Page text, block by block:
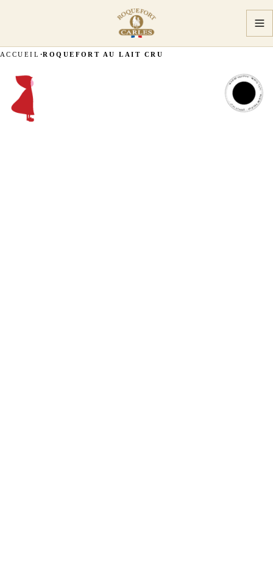
ACCUEIL ROQUEFORT AU LAIT CRU
MAÎTRE ARTISAN · DEPUIS 1927 · MAÎTRE ARTISAN · DEPUIS 1927 ·
MAÎTRE